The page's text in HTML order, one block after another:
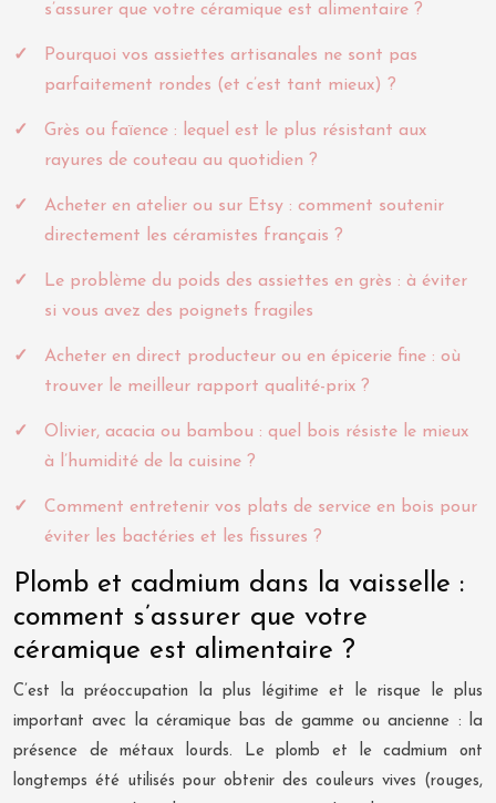
s’assurer que votre céramique est alimentaire ?
Pourquoi vos assiettes artisanales ne sont pas
parfaitement rondes (et c’est tant mieux) ?
Grès ou faïence : lequel est le plus résistant aux
rayures de couteau au quotidien ?
Acheter en atelier ou sur Etsy : comment soutenir
directement les céramistes français ?
Le problème du poids des assiettes en grès : à éviter
si vous avez des poignets fragiles
Acheter en direct producteur ou en épicerie fine : où
trouver le meilleur rapport qualité-prix ?
Olivier, acacia ou bambou : quel bois résiste le mieux
à l’humidité de la cuisine ?
Comment entretenir vos plats de service en bois pour
éviter les bactéries et les fissures ?
Plomb et cadmium dans la vaisselle :
comment s’assurer que votre
céramique est alimentaire ?
C’est la préoccupation la plus légitime et le risque le plus
important avec la céramique bas de gamme ou ancienne : la
présence de métaux lourds. Le plomb et le cadmium ont
longtemps été utilisés pour obtenir des couleurs vives (rouges,